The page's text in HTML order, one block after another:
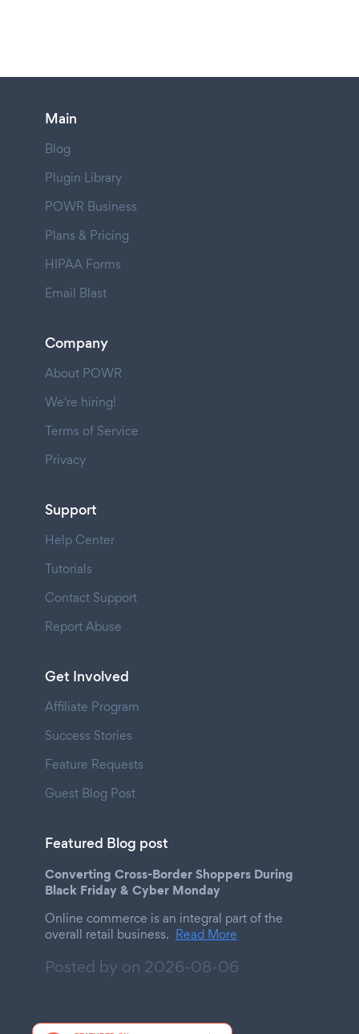
Main
Blog
Plugin Library
POWR Business
Plans & Pricing
HIPAA Forms
Email Blast
Company
About POWR
We're hiring!
Terms of Service
Privacy
Support
Help Center
Tutorials
Contact Support
Report Abuse
Get Involved
Affiliate Program
Success Stories
Feature Requests
Guest Blog Post
Featured Blog post
Converting Cross-Border Shoppers During
Black Friday & Cyber Monday
Online commerce is an integral part of the
overall retail business. Read More
Posted by on 2026-08-06